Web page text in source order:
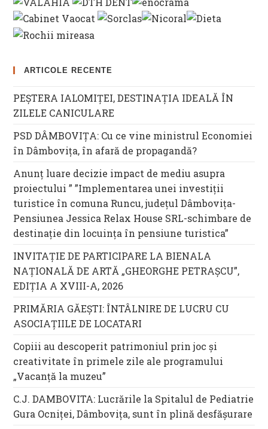
ARTICOLE RECENTE
PEȘTERA IALOMIȚEI, DESTINAȚIA IDEALĂ ÎN
ZILELE CANICULARE
PSD DÂMBOVIȚA: Cu ce vine ministrul Economiei
în Dâmbovița, în afară de propagandă?
Anunț luare decizie impact de mediu asupra
proiectului ” ”Implementarea unei investiții
turistice în comuna Runcu, județul Dâmbovița-
Pensiunea Jessica Relax House SRL-schimbare de
destinație din locuința în pensiune turistica”
INVITAȚIE DE PARTICIPARE LA BIENALA
NAȚIONALĂ DE ARTĂ „GHEORGHE PETRAȘCU”,
EDIŢIA A XVIII-A, 2026
PRIMĂRIA GĂEȘTI: ÎNTÂLNIRE DE LUCRU CU
ASOCIAȚIILE DE LOCATARI
Copiii au descoperit patrimoniul prin joc și
creativitate în primele zile ale programului
„Vacanță la muzeu”
C.J. DAMBOVITA: Lucrările la Spitalul de Pediatrie
Gura Ocniței, Dâmbovița, sunt în plină desfășurare